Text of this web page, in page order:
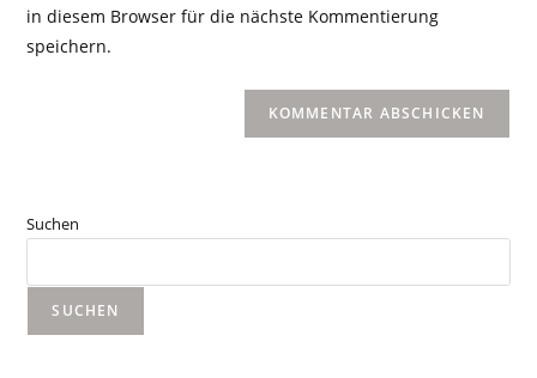
in diesem Browser für die nächste Kommentierung
speichern.
Suchen
SUCHEN